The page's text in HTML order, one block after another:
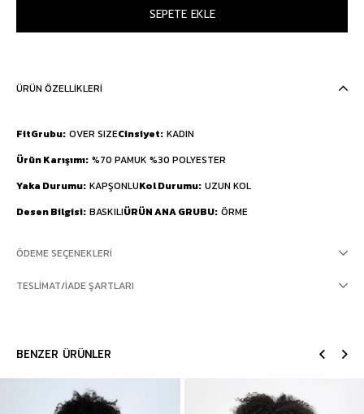
ÜRÜN ÖZELLIKLERI
FitGrubu OVER SIZECinsiyet KADIN
Ürün Karışımı %70 PAMUK %30 POLYESTER
Yaka Durumu KAPŞONLUKol Durumu UZUN KOL
Desen Bilgisi BASKILIÜRÜN ANA GRUBU ÖRME
ÖDEME SEÇENEKLERI
TESLIMAT/İADE ŞARTLARI
BENZER ÜRÜNLER